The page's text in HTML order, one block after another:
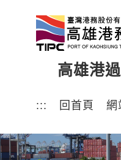
高雄港
::: 回首頁 網